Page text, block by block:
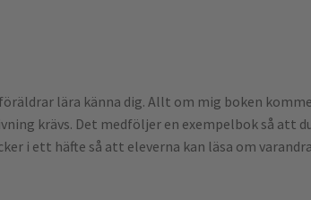
lära känna dig. Allt om mig boken
krävs. Det medföljer en exempelbok så att
i ett häfte så att eleverna kan läsa om